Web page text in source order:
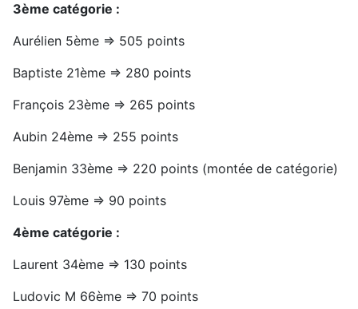
3ème catégorie :
Aurélien 5ème => 505 points
Baptiste 21ème => 280 points
François 23ème => 265 points
Aubin 24ème => 255 points
Benjamin 33ème => 220 points (montée de catégorie)
Louis 97ème => 90 points
4ème catégorie :
Laurent 34ème => 130 points
Ludovic M 66ème => 70 points